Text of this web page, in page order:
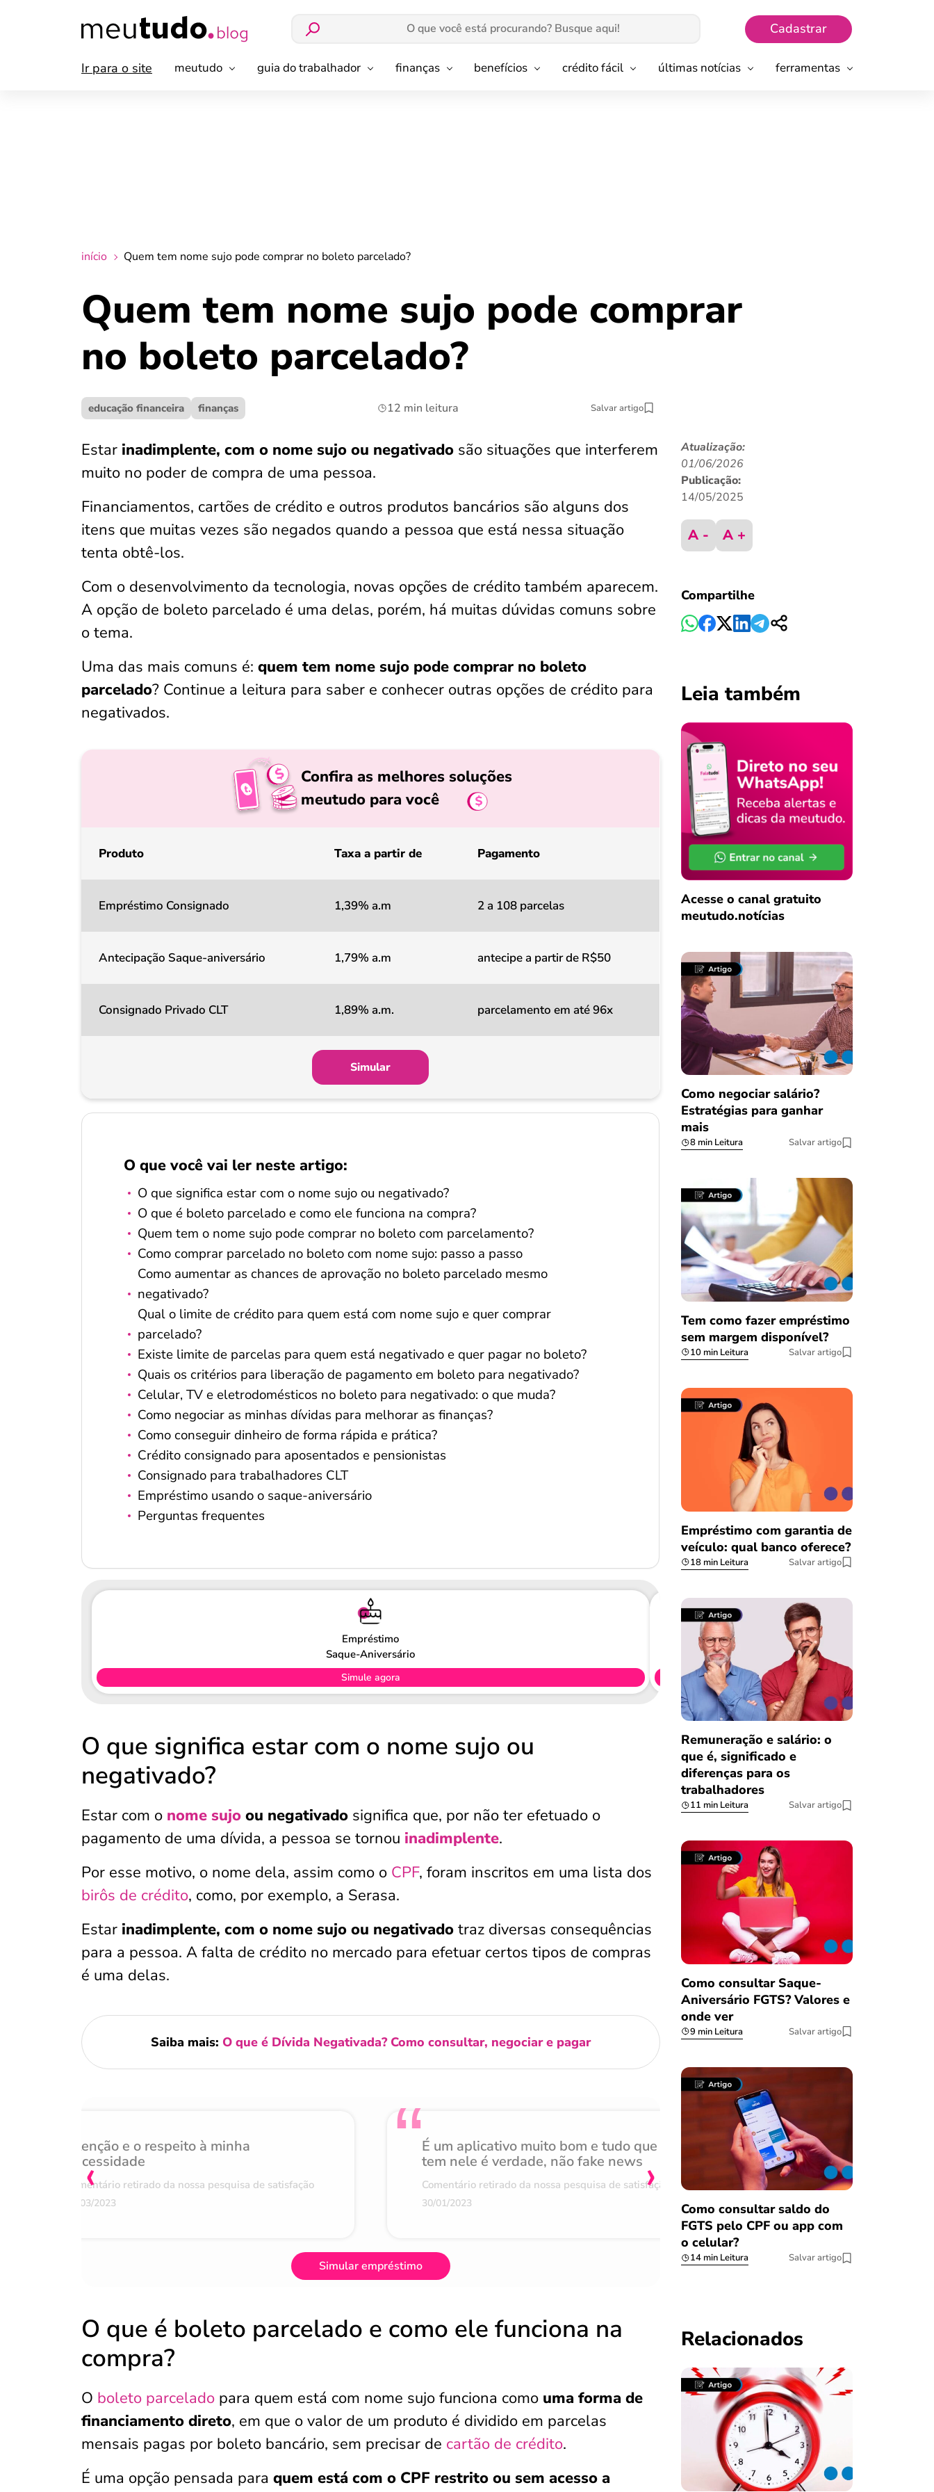
Cadastrar
Ir para o site meutudo guia do trabalhador finanças benefícios crédito fácil últimas notícias ferramentas
início Quem tem nome sujo pode comprar no boleto parcelado?
Quem tem nome sujo pode comprar
no boleto parcelado?
educação financeira finanças 12 min leitura Salvar artigo
Estar inadimplente, com o nome sujo ou negativado são situações que interferem
muito no poder de compra de uma pessoa.
Financiamentos, cartões de crédito e outros produtos bancários são alguns dos
itens que muitas vezes são negados quando a pessoa que está nessa situação
tenta obtê-los.
Com o desenvolvimento da tecnologia, novas opções de crédito também aparecem.
A opção de boleto parcelado é uma delas, porém, há muitas dúvidas comuns sobre
o tema.
Uma das mais comuns é: quem tem nome sujo pode comprar no boleto
parcelado? Continue a leitura para saber e conhecer outras opções de crédito para
negativados.
Confira as melhores soluções
meutudo para você
Produto Taxa a partir de Pagamento
Empréstimo Consignado 1,39% a.m 2 a 108 parcelas
Antecipação Saque-aniversário 1,79% a.m antecipe a partir de R$50
Consignado Privado CLT 1,89% a.m. parcelamento em até 96x
Simular
O que você vai ler neste artigo:
O que significa estar com o nome sujo ou negativado?
O que é boleto parcelado e como ele funciona na compra?
Quem tem o nome sujo pode comprar no boleto com parcelamento?
Como comprar parcelado no boleto com nome sujo: passo a passo
Como aumentar as chances de aprovação no boleto parcelado mesmo
negativado?
Qual o limite de crédito para quem está com nome sujo e quer comprar
parcelado?
Existe limite de parcelas para quem está negativado e quer pagar no boleto?
Quais os critérios para liberação de pagamento em boleto para negativado?
Celular, TV e eletrodomésticos no boleto para negativado: o que muda?
Como negociar as minhas dívidas para melhorar as finanças?
Como conseguir dinheiro de forma rápida e prática?
Crédito consignado para aposentados e pensionistas
Consignado para trabalhadores CLT
Empréstimo usando o saque-aniversário
Perguntas frequentes
Empréstimo
Saque-Aniversário
Simule agora
O que significa estar com o nome sujo ou
negativado?
Estar com o nome sujo ou negativado significa que, por não ter efetuado o
pagamento de uma dívida, a pessoa se tornou inadimplente.
Por esse motivo, o nome dela, assim como o CPF, foram inscritos em uma lista dos
birôs de crédito, como, por exemplo, a Serasa.
Estar inadimplente, com o nome sujo ou negativado traz diversas consequências
para a pessoa. A falta de crédito no mercado para efetuar certos tipos de compras
é uma delas.
Saiba mais: O que é Dívida Negativada? Como consultar, negociar e pagar
Atenção e o respeito à minha
necessidade
Comentário retirado da nossa pesquisa de satisfação
07/03/2023
É um aplicativo muito bom e tudo que
tem nele é verdade, não fake news
Comentário retirado da nossa pesquisa de satisfação
30/01/2023
Achei muito rápido,
burocracia
Comentário retirado da nossa
08/03/2023
‹ ›
Simular empréstimo
O que é boleto parcelado e como ele funciona na
compra?
O boleto parcelado para quem está com nome sujo funciona como uma forma de
financiamento direto, em que o valor de um produto é dividido em parcelas
mensais pagas por boleto bancário, sem precisar de cartão de crédito.
É uma opção pensada para quem está com o CPF restrito ou sem acesso a
Salvar Ferramenta
Salvar Ferramenta
Atualização:
01/06/2026
Publicação:
14/05/2025
A - A +
Compartilhe
Leia também
Acesse o canal gratuito
meutudo.notícias
Como negociar salário?
Estratégias para ganhar
mais
8 min Leitura Salvar artigo
Tem como fazer empréstimo
sem margem disponível?
10 min Leitura Salvar artigo
Empréstimo com garantia de
veículo: qual banco oferece?
18 min Leitura Salvar artigo
Remuneração e salário: o
que é, significado e
diferenças para os
trabalhadores
11 min Leitura Salvar artigo
Como consultar Saque-
Aniversário FGTS? Valores e
onde ver
9 min Leitura Salvar artigo
Como consultar saldo do
FGTS pelo CPF ou app com
o celular?
14 min Leitura Salvar artigo
Relacionados